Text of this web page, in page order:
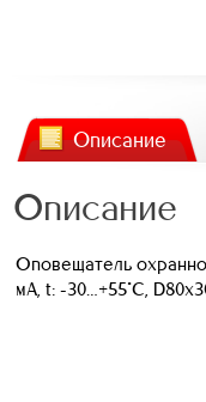
Описание
Описание
Оповещатель
мА, t: -30…+55°C,